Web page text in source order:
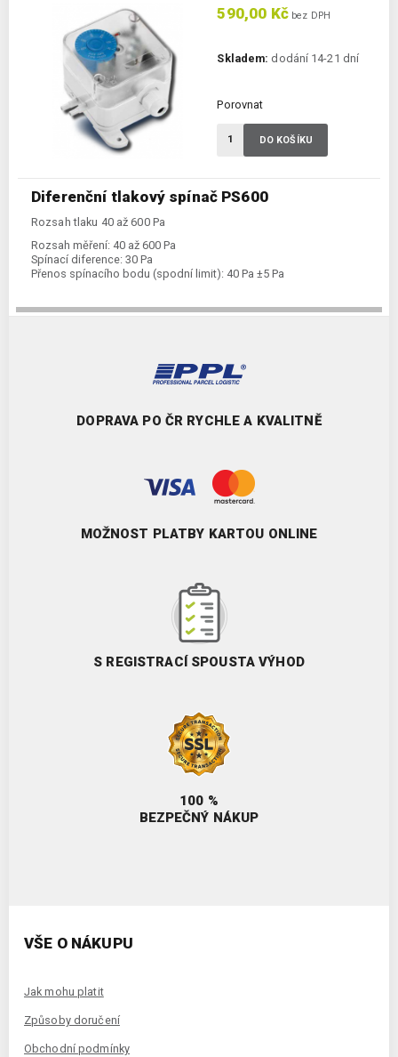
Diferenční tlakový spínač PS600
Rozsah tlaku 40 až 600 Pa
Rozsah měření: 40 až 600 Pa
Spínací diference: 30 Pa
Přenos spínacího bodu (spodní limit): 40 Pa ±5 Pa
590,00 Kč bez DPH
Skladem: dodání 14-21 dní
Porovnat
DO KOŠÍKU
DOPRAVA PO ČR RYCHLE A KVALITNĚ
MOŽNOST PLATBY KARTOU ONLINE
S REGISTRACÍ SPOUSTA VÝHOD
100 %
BEZPEČNÝ NÁKUP
VŠE O NÁKUPU
Jak mohu platit
Způsoby doručení
Obchodní podmínky